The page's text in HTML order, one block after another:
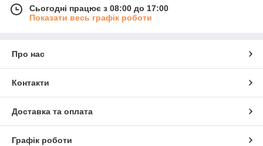
Сьогодні працює з 08:00 до 17:00
Показати весь графік роботи
Про нас
Контакти
Доставка та оплата
Графік роботи